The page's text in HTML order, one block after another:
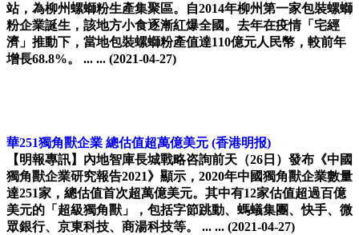
站，為柳州螺螄粉生產集聚區。自2014年柳州第一家包裝螺螄
粉企業誕生，該地方小食逐漸紅爆全國。去年在疫情「宅經
濟」推動下，當地包裝螺螄粉產值達110億元人民幣，較前年
增長68.8%。 ... ... (2021-04-27)
華251獨角獸企業 總估值超萬億美元 (香港明报)
【明報專訊】內地智庫長城戰略咨詢前天（26日）發布《中國
獨角獸企業研究報告2021》顯示，2020年中國獨角獸企業數量
達251家，總估值首次超萬億美元。其中有12家估值超過百億
美元的「超級獨角獸」，包括字節跳動、螞蟻集團、快手、微
眾銀行、京東科技、商湯科技等。 ... ... (2021-04-27)